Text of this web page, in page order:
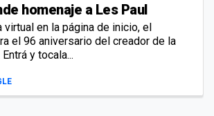
homenaje a Les Paul
virtual en la página de inicio, el
el 96 aniversario del creador de la
y tocala...